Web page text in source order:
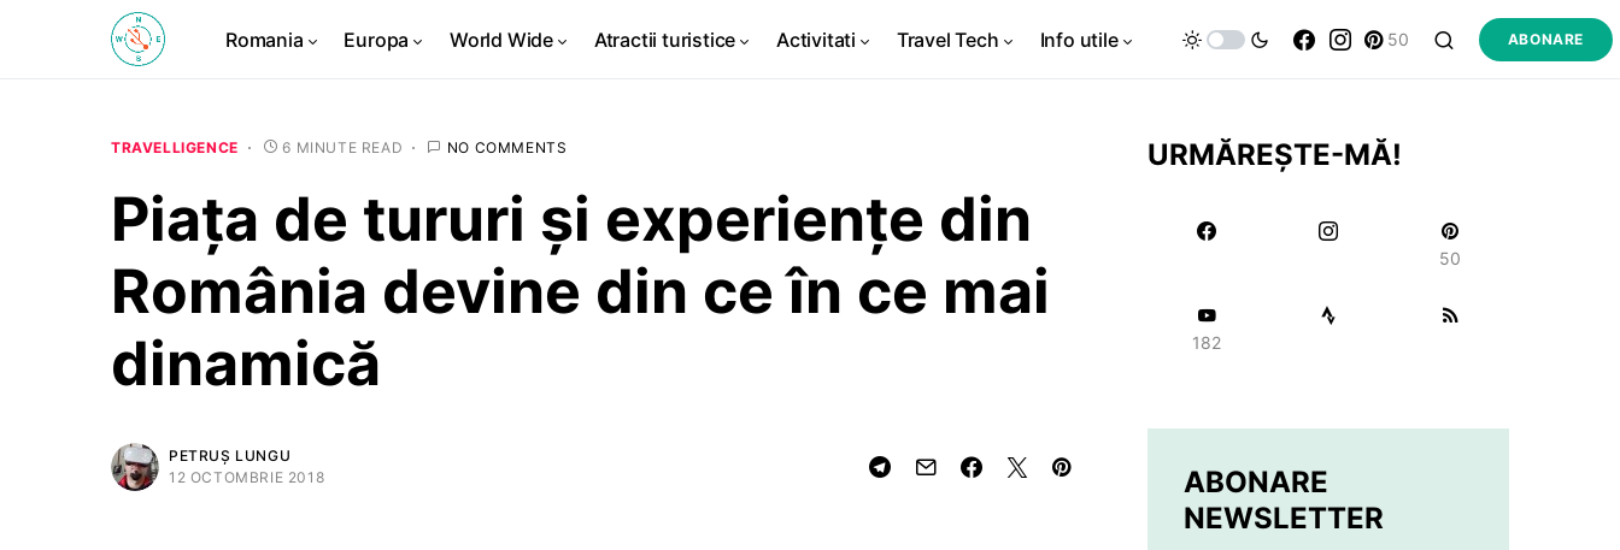
Romania Europa World Wide Atractii turistice Activitati Travel Tech Info utile 50 ABONARE
TRAVELLIGENCE 6 MINUTE READ NO COMMENTS
Piața de tururi și experiențe din
România devine din ce în ce mai
dinamică
PETRUȘ LUNGU
12 OCTOMBRIE 2018
URMĂREȘTE-MĂ!
50
182
ABONARE
NEWSLETTER